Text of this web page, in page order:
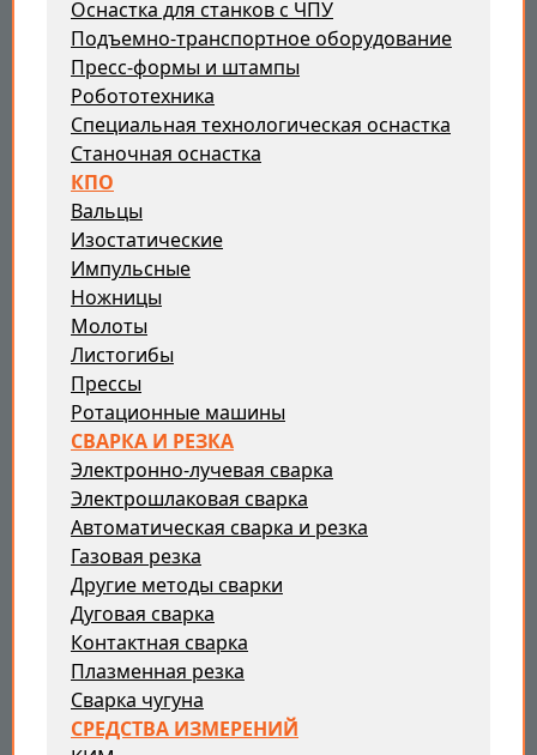
Оснастка для станков с ЧПУ
Подъемно-транспортное оборудование
Пресс-формы и штампы
Робототехника
Специальная технологическая оснастка
Станочная оснастка
КПО
Вальцы
Изостатические
Импульсные
Ножницы
Молоты
Листогибы
Прессы
Ротационные машины
СВАРКА И РЕЗКА
Электронно-лучевая сварка
Электрошлаковая сварка
Автоматическая сварка и резка
Газовая резка
Другие методы сварки
Дуговая сварка
Контактная сварка
Плазменная резка
Сварка чугуна
СРЕДСТВА ИЗМЕРЕНИЙ